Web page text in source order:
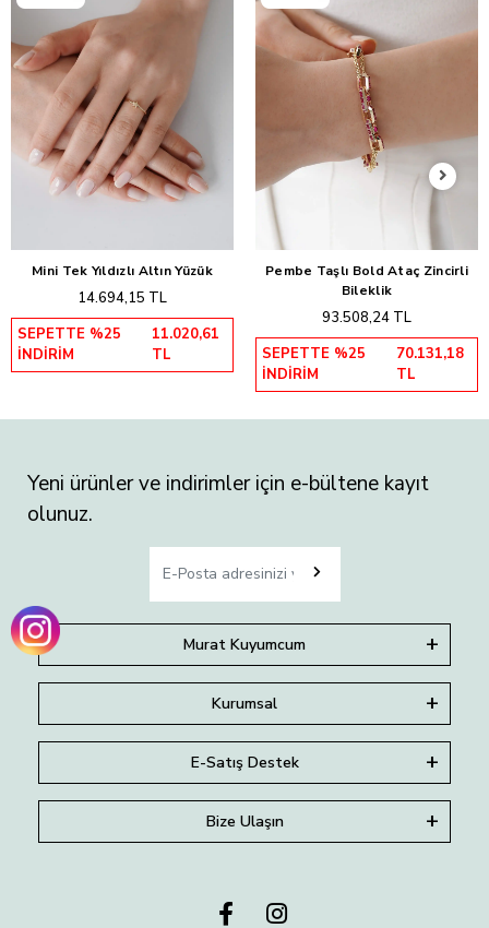
Sepete Ekle
Mini Tek Yıldızlı Altın Yüzük
14.694,15 TL
SEPETTE %25
İNDİRİM
11.020,61
TL
Sepete Ekle
Pembe Taşlı Bold Ataç Zincirli
Bileklik
93.508,24 TL
SEPETTE %25
İNDİRİM
70.131,18
TL
Yeni ürünler ve indirimler için e-bültene kayıt
olunuz.
Murat Kuyumcum
Kurumsal
E-Satış Destek
Bize Ulaşın